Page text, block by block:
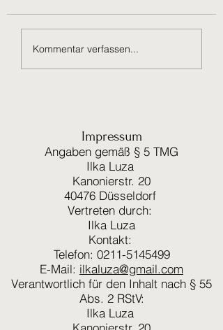
Das ist dein zweiter
Beitrag
Kommentar verfassen...
Impressum
Angaben gemäß § 5 TMG
Ilka Luza
Kanonierstr. 20
40476 Düsseldorf
Vertreten durch:
Ilka Luza
Kontakt:
Telefon: 0211-5145499
E-Mail: ilkaluza@gmail.com
Verantwortlich für den Inhalt nach § 55
Abs. 2 RStV:
Ilka Luza